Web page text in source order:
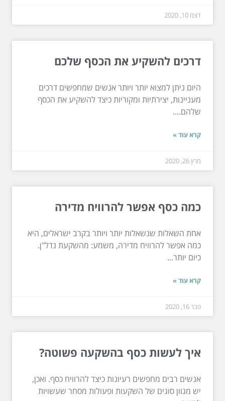
דצמ 10, 2020
דרכים להשקיע את הכסף שלכם
היום ניתן למצוא יותר ויותר אנשים שמחפשים דרכים
מעניינות, יצירתיות ומקוריות כיצד להשקיע את הכסף
שלהם....
קרא עוד »
מרץ 26, 2020
כמה כסף אפשר להרוויח מדירה
אחת השאלות שנשאלות יותר ויותר בקרב ישראלים, היא
כמה אפשר להרוויח מדירה, משמע: מהשקעת נדל"ן.
כיום יותר...
קרא עוד »
פבר 16, 2020
איך לעשות כסף בהשקעה פשוטה?
אנשים רבים מחפשים רעיונות כיצד להרוויח כסף. ואכן,
יש מגוון סוגים של השקעות ופעולות מסחר שעשויות